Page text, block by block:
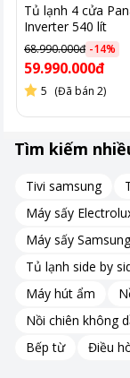
Hình ảnh chỉ mang
Tính năng lấy
nhanh chóng mà
trong được giữ ổn
phần tiết kiệm
có nhu cầu sử
Tủ lạnh 4 cửa
Inverter 540 lít
NRYW590YX4V
68.990.000đ -14%
59.990.000đ
5 (Đã bán 2)
Tìm kiếm
Tivi samsung
Máy sấy
Máy sấy Samsung
Tủ lạnh side by
Máy hút ẩm
Nồi chiên không
Bếp từ
Điều